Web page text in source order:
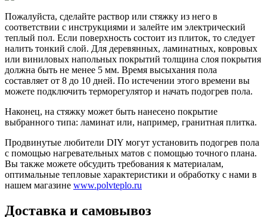
Пожалуйста, сделайте раствор или стяжку из него в
соответствии с инструкциями и залейте им электрический
теплый пол. Если поверхность состоит из плиток, то следует
налить тонкий слой. Для деревянных, ламинатных, ковровых
или виниловых напольных покрытий толщина слоя покрытия
должна быть не менее 5 мм. Время высыхания пола
составляет от 8 до 10 дней. По истечении этого времени вы
можете подключить терморегулятор и начать подогрев пола.
Наконец, на стяжку может быть нанесено покрытие
выбранного типа: ламинат или, например, гранитная плитка.
Продвинутые любители DIY могут установить подогрев пола
с помощью нагревательных матов с помощью точного плана.
Вы также можете обсудить требования к материалам,
оптимальные тепловые характеристики и обработку с нами в
нашем магазине www.polvteplo.ru
Доставка и самовывоз